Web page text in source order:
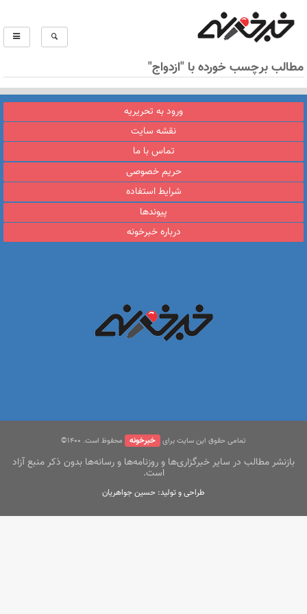
مطالب برچسب خورده با "ازدواج"
ورود به تحریریه
نقشه سایت
تماس با ما
حریم خصوصی
شرایط استفاده
پیوندها
درباره خبرخونه
تمامی حقوق این سایت برای خبرخونه محفوظ است. ۱400©
بازنشر مطالب در سایر خبرگزاری‌ها و روزنامه‌ها و رسانه‌ها بدون ذکر منبع آزاد
است.
طراحی و تولید: حسین جواهریان